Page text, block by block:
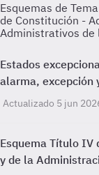
Esquemas de
de Constitución -
Administrativos de
Estados
alarma, excepción
Actualizado 5 jun
Esquema Título IV
y de la